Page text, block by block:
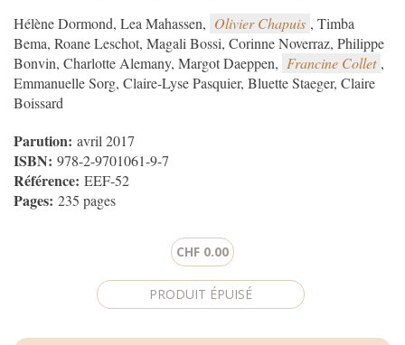
Hélène Dormond, Lea Mahassen, Olivier Chapuis , Timba
Bema, Roane Leschot, Magali Bossi, Corinne Noverraz, Philippe
Bonvin, Charlotte Alemany, Margot Daeppen, Francine Collet ,
Emmanuelle Sorg, Claire-Lyse Pasquier, Bluette Staeger, Claire
Boissard
Parution: avril 2017
ISBN: 978-2-9701061-9-7
Référence: EEF-52
Pages: 235 pages
CHF 0.00